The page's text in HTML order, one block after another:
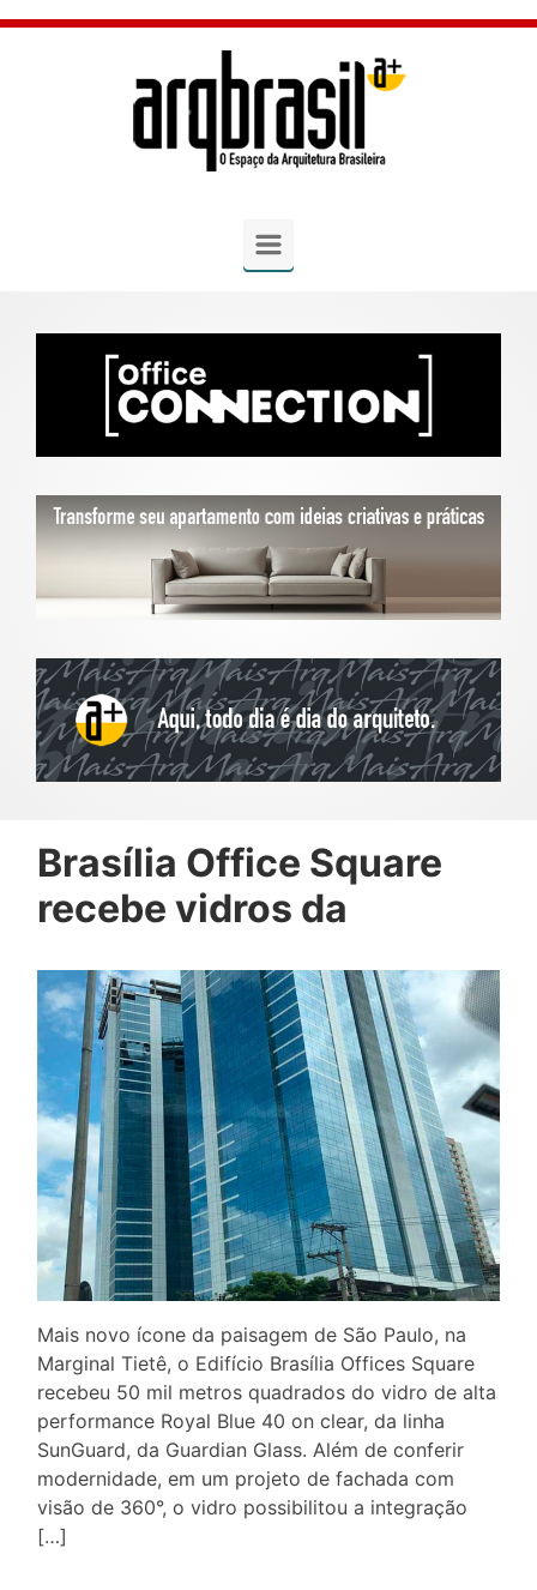
Skip to main content
Brasília Office Square
recebe vidros da
Mais novo ícone da paisagem de São Paulo, na
Marginal Tietê, o Edifício Brasília Offices Square
recebeu 50 mil metros quadrados do vidro de alta
performance Royal Blue 40 on clear, da linha
SunGuard, da Guardian Glass. Além de conferir
modernidade, em um projeto de fachada com
visão de 360°, o vidro possibilitou a integração
[…]